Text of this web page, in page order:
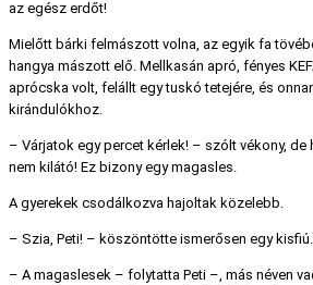
az egész erdőt!
Mielőtt bárki felmászott volna, az egyik fa
hangya mászott elő. Mellkasán apró, fényes
aprócska volt, felállt egy tuskó tetejére, és
kirándulókhoz.
– Várjatok egy percet kérlek! – szólt vékony, de
nem kilátó! Ez bizony egy magasles.
A gyerekek csodálkozva hajoltak közelebb.
– Szia, Peti! – köszöntötte ismerősen egy
– A magaslesek – folytatta Peti –, más néven